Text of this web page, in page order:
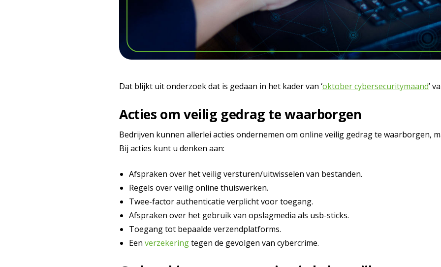
Dat blijkt uit onderzoek dat is gedaan in het kader van ‘oktober cybersecuritymaand’
Acties om veilig gedrag te waarborgen
Bedrijven kunnen allerlei acties ondernemen om online veilig gedrag te waarborgen,
Bij acties kunt u denken aan:
Afspraken over het veilig versturen/uitwisselen van bestanden.
Regels over veilig online thuiswerken.
Twee-factor authenticatie verplicht voor toegang.
Afspraken over het gebruik van opslagmedia als usb-sticks.
Toegang tot bepaalde verzendplatforms.
Een verzekeringtegen de gevolgen van cybercrime.